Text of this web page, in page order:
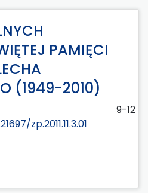
PAMIĘCI
(1949-2010)
9-12
zp.2011.11.3.01